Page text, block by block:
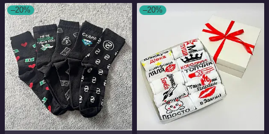
–20% –20%